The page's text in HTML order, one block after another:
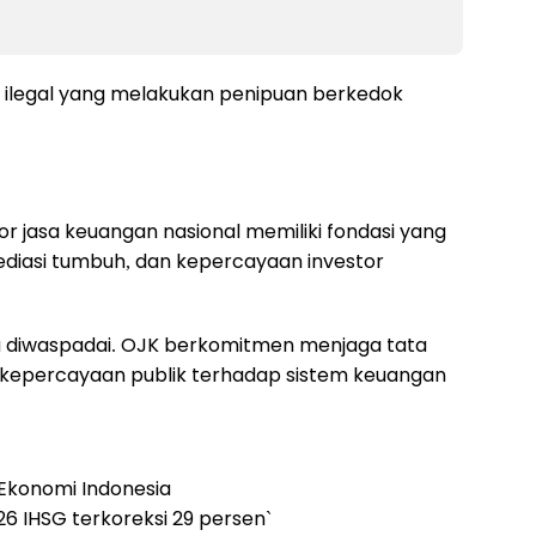
yang melakukan penipuan berkedok
jasa keuangan nasional memiliki fondasi yang
tumbuh, dan kepercayaan investor
OJK berkomitmen menjaga tata
publik terhadap sistem keuangan
Indonesia
IHSG terkoreksi 29 persen`